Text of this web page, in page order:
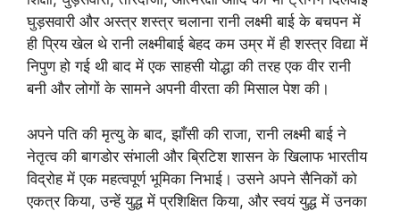
घुड़सवारी और अस्त्र शस्त्र चलाना रानी लक्ष्मी बाई के बचपन में
ही प्रिय खेल थे रानी लक्ष्मीबाई बेहद कम उम्र में ही शस्त्र विद्या में
निपुण हो गई थी बाद में एक साहसी योद्धा की तरह एक वीर रानी
बनी और लोगों के सामने अपनी वीरता की मिसाल पेश की।
अपने पति की मृत्यु के बाद, झाँसी की राजा, रानी लक्ष्मी बाई ने
नेतृत्व की बागडोर संभाली और ब्रिटिश शासन के खिलाफ भारतीय
विद्रोह में एक महत्वपूर्ण भूमिका निभाई। उसने अपने सैनिकों को
एकत्र किया, उन्हें युद्ध में प्रशिक्षित किया, और स्वयं युद्ध में उनका